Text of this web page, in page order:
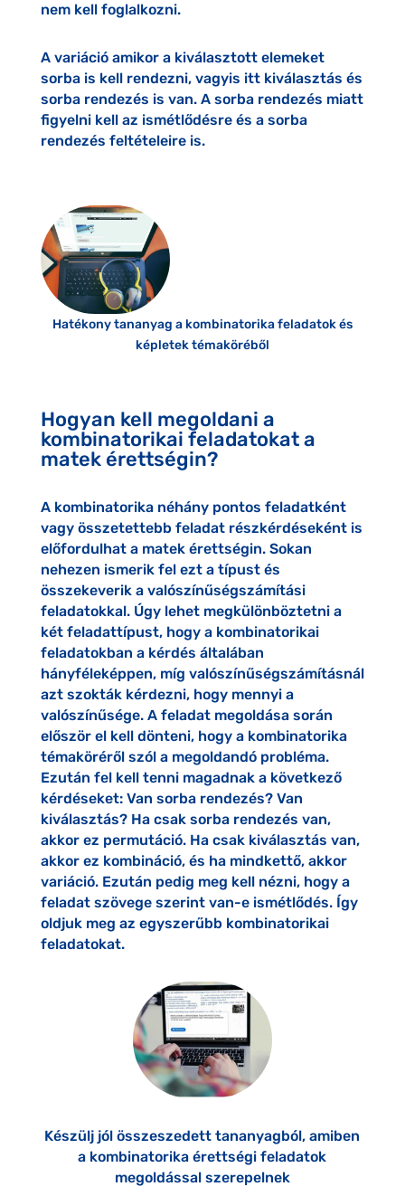
nem kell foglalkozni.
A variáció amikor a kiválasztott elemeket
sorba is kell rendezni, vagyis itt kiválasztás és
sorba rendezés is van. A sorba rendezés miatt
figyelni kell az ismétlődésre és a sorba
rendezés feltételeire is.
Hatékony tananyag a kombinatorika feladatok és
képletek témaköréből
Hogyan kell megoldani a
kombinatorikai feladatokat a
matek érettségin?
A kombinatorika néhány pontos feladatként
vagy összetettebb feladat részkérdéseként is
előfordulhat a matek érettségin. Sokan
nehezen ismerik fel ezt a típust és
összekeverik a valószínűségszámítási
feladatokkal. Úgy lehet megkülönböztetni a
két feladattípust, hogy a kombinatorikai
feladatokban a kérdés általában
hányféleképpen, míg valószínűségszámításnál
azt szokták kérdezni, hogy mennyi a
valószínűsége. A feladat megoldása során
először el kell dönteni, hogy a kombinatorika
témaköréről szól a megoldandó probléma.
Ezután fel kell tenni magadnak a következő
kérdéseket: Van sorba rendezés? Van
kiválasztás? Ha csak sorba rendezés van,
akkor ez permutáció. Ha csak kiválasztás van,
akkor ez kombináció, és ha mindkettő, akkor
variáció. Ezután pedig meg kell nézni, hogy a
feladat szövege szerint van-e ismétlődés. Így
oldjuk meg az egyszerűbb kombinatorikai
feladatokat.
Készülj jól összeszedett tananyagból, amiben
a kombinatorika érettségi feladatok
megoldással szerepelnek